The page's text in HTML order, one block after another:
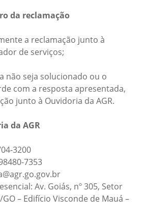
da reclamação
a reclamação junto à
de serviços;
não seja solucionado ou o
com a resposta apresentada,
junto à Ouvidoria da AGR.
da AGR
3200
7353
Av. Goiás, nº 305, Setor
– Edifício Visconde de Mauá –